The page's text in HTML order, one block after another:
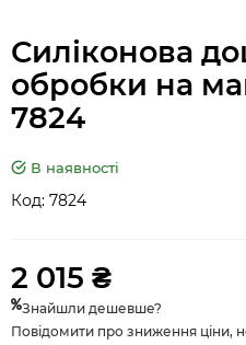
Силіконова
обробки на
7824
В наявності
Код: 7824
2 015 ₴
Знайшли дешевше?
Повідомити про зниження ціни,